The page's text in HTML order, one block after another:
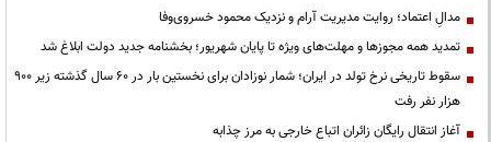
مدالِ اعتماد؛ روایت مدیریت آرام و نزدیک محمود خسروی‌وفا
تمدید همه مجوزها و مهلت‌های ویژه تا پایان شهریور؛ بخشنامه جدید دولت ابلاغ شد
سقوط تاریخی نرخ تولد در ایران؛ شمار نوزادان برای نخستین بار در ۶۰ سال گذشته زیر ۹۰۰
هزار نفر رفت
آغاز انتقال رایگان زائران اتباع خارجی به مرز چذابه